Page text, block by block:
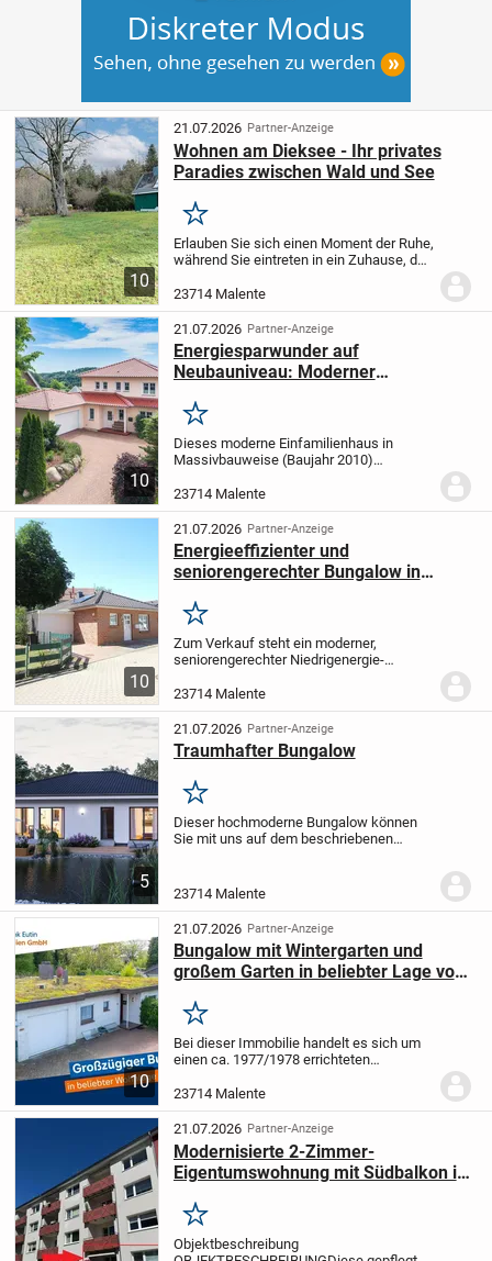
10
21.07.2026 Partner-Anzeige
Wohnen am Dieksee - Ihr privates
Paradies zwischen Wald und See
Merken
Erlauben Sie sich einen Moment der Ruhe,
während Sie eintreten in ein Zuhause, das
Lebensentwürfe willkommen heißt.
Inmitten der malerischen Landschaft
von...
23714 Malente
10
21.07.2026 Partner-Anzeige
Energiesparwunder auf
Neubauniveau: Moderner
Feldrandlage
Merken
Dieses moderne Einfamilienhaus in
Massivbauweise (Baujahr 2010)
Raumaufteilung, zeitgemäßer
Haustechnik und einem liebevoll
angelegten Grundstück von 783 m² in...
23714 Malente
10
21.07.2026 Partner-Anzeige
Energieeffizienter und
seniorengerechter Bungalow in
Merken
Zum Verkauf steht ein moderner,
seniorengerechter Niedrigenergie-
und zugleich naturnaher Lage von Bad
Malente-Gremsmühlen.Die 2012
errichtete Immobilie...
23714 Malente
5
21.07.2026 Partner-Anzeige
Traumhafter Bungalow
Merken
Dieser hochmoderne Bungalow können
Sie mit uns auf dem beschriebenen
wenigen Monaten in dieses schicke Haus
23714 Malente
10
21.07.2026 Partner-Anzeige
Bungalow mit Wintergarten und
großem Garten in beliebter Lage von
Merken
Bei dieser Immobilie handelt es sich um
einen ca. 1977/1978 errichteten
von Malente, unweit des Kellersees. Das
Haus bietet mit einer Wohnfläche von ca.
130 qm...
23714 Malente
21.07.2026 Partner-Anzeige
Modernisierte 2-Zimmer-
Eigentumswohnung mit Südbalkon in
Merken
Objektbeschreibung